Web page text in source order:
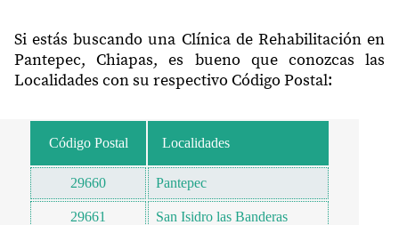
Si estás buscando una Clínica de Rehabilitación en
Pantepec, Chiapas, es bueno que conozcas las
Localidades con su respectivo Código Postal:
Código Postal Localidades
29660 Pantepec
29661 San Isidro las Banderas